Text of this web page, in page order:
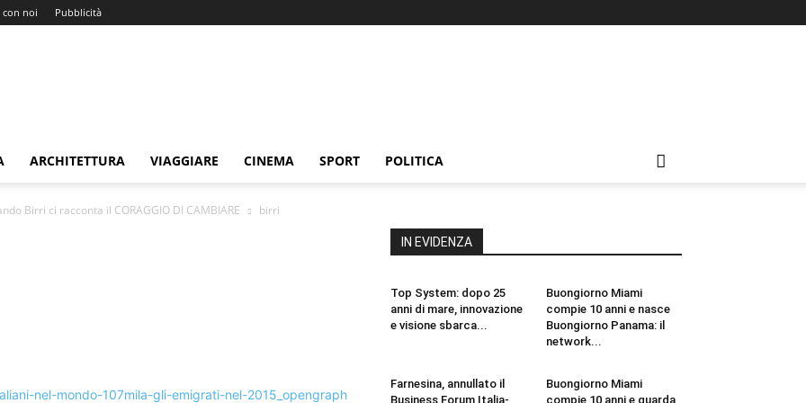
con noi Pubblicità
ARCHITETTURA VIAGGIARE CINEMA SPORT POLITICA
Birri ci racconta il CORAGGIO DI CAMBIARE birri
IN EVIDENZA
Top System: dopo 25
anni di mare, innovazione
e visione sbarca...
Buongiorno Miami
compie 10 anni e nasce
Buongiorno Panama: il
network...
Farnesina, annullato il
Business Forum Italia-
Buongiorno Miami
compie 10 anni e guarda